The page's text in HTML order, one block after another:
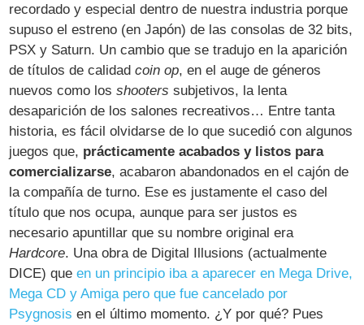
recordado y especial dentro de nuestra industria porque
supuso el estreno (en Japón) de las consolas de 32 bits,
PSX y Saturn. Un cambio que se tradujo en la aparición
de títulos de calidadcoin op, en el auge de géneros
nuevos como losshooters subjetivos, la lenta
desaparición de los salones recreativos… Entre tanta
historia, es fácil olvidarse de lo que sucedió con algunos
juegos que, prácticamente acabados y listos para
comercializarse, acabaron abandonados en el cajón de
la compañía de turno. Ese es justamente el caso del
título que nos ocupa, aunque para ser justos es
necesario apuntillar que su nombre original era
Hardcore. Una obra de Digital Illusions (actualmente
DICE) queen un principio iba a aparecer en Mega Drive,
Mega CD y Amiga pero que fue cancelado por
Psygnosis en el último momento. ¿Y por qué? Pues